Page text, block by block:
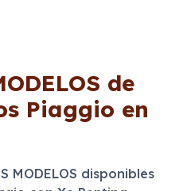
de
Piaggio en
MODELOS disponibles